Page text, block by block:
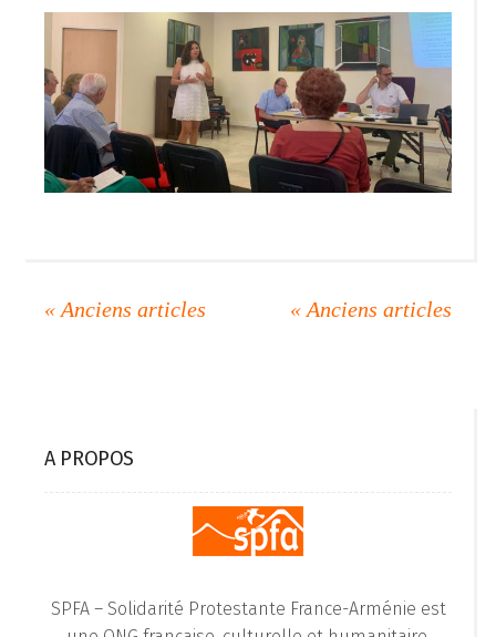
A PROPOS
SPFA – Solidarité Protestante France-Arménie est